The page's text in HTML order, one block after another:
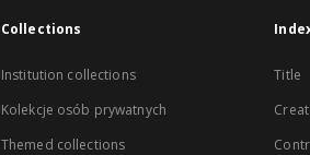
Collections
Institution collections
Kolekcje osób prywatnych
Themed collections
Title